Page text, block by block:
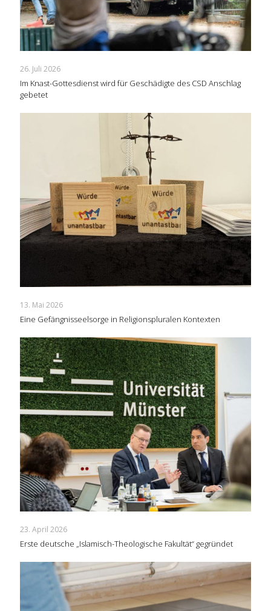
26. Juli 2026
Im Knast-Gottesdienst wird für Geschädigte des CSD Anschlag
gebetet
13. Mai 2026
Eine Gefängnisseelsorge in Religionspluralen Kontexten
23. April 2026
Erste deutsche „Islamisch-Theologische Fakultät“ gegründet